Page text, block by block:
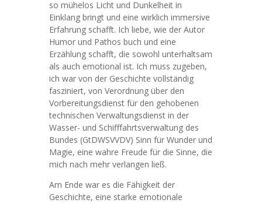
so mühelos Licht und Dunkelheit in
Einklang bringt und eine wirklich immersive
Erfahrung schafft. Ich liebe, wie der Autor
Humor und Pathos buch und eine
Erzählung schafft, die sowohl unterhaltsam
als auch emotional ist. Ich muss zugeben,
ich war von der Geschichte vollständig
fasziniert, von Verordnung über den
Vorbereitungsdienst für den gehobenen
technischen Verwaltungsdienst in der
Wasser- und Schifffahrtsverwaltung des
Bundes (GtDWSVVDV) Sinn für Wunder und
Magie, eine wahre Freude für die Sinne, die
mich nach mehr verlangen ließ.
Am Ende war es die Fähigkeit der
Geschichte, eine starke emotionale